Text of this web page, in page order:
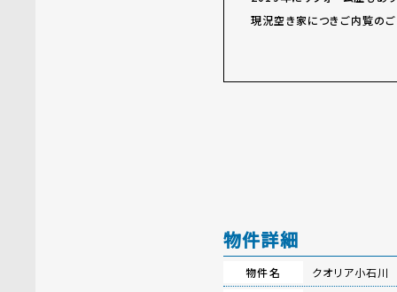
現況空き家につきご内覧の
物件詳細
物件名 クオリア小石